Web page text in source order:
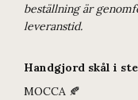
beställning är
leveranstid.
Handgjord skål i
MOCCA 🍂